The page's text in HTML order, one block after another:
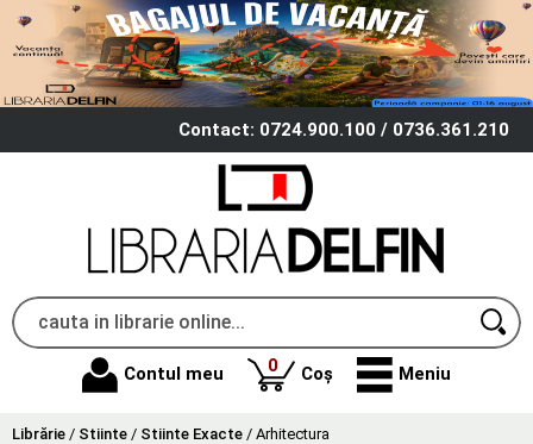
Contact: 0724.900.100 / 0736.361.210
Contul meu 0produse
Coș Meniu
Librărie / Stiinte / Stiinte Exacte / Arhitectura